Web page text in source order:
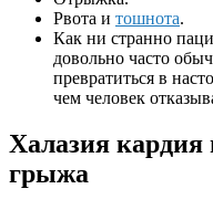
Рвота и тошнота.
Как ни странно
довольно часто
превратиться в
чем человек
Халазия
грыжа